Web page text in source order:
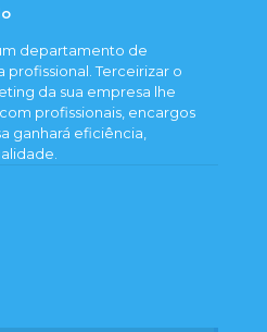
departamento de
Terceirizar o
da sua empresa lhe
profissionais, encargos
ganhará eficiência,